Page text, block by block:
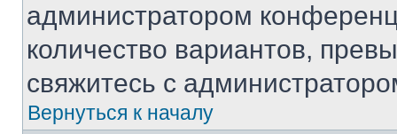
администратором
количество вариантов,
свяжитесь с
Вернуться к началу